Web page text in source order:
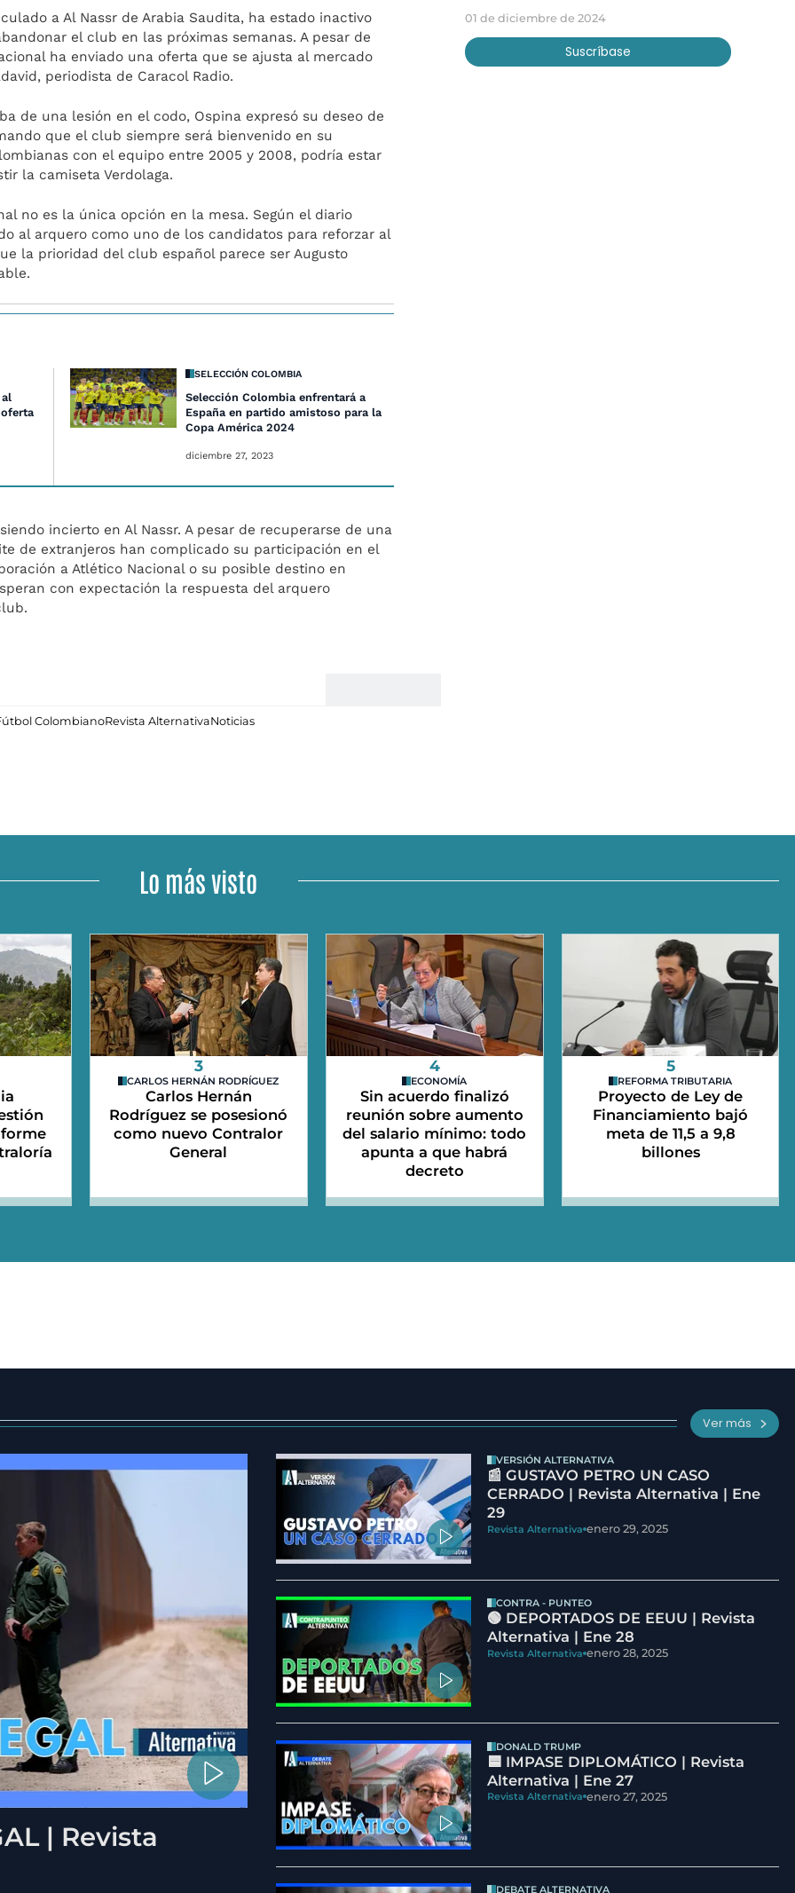
a Al Nassr de Arabia Saudita, ha estado inactivo
el club en las próximas semanas. A pesar de
ha enviado una oferta que se ajusta al mercado
periodista de Caracol Radio.
de una lesión en el codo, Ospina expresó su deseo de
que el club siempre será bienvenido en su
con el equipo entre 2005 y 2008, podría estar
la camiseta Verdolaga.
no es la única opción en la mesa. Según el diario
al arquero como uno de los candidatos para reforzar al
la prioridad del club español parece ser Augusto
al
SELECCIÓN COLOMBIA
Selección Colombia enfrentará a
España en partido amistoso para la
Copa América 2024
diciembre 27, 2023
incierto en Al Nassr. A pesar de recuperarse de una
de extranjeros han complicado su participación en el
a Atlético Nacional o su posible destino en
con expectación la respuesta del arquero
ColombianoRevista AlternativaNoticias
01 de diciembre de 2024
Suscríbase
Lo más visto
3
CARLOS HERNÁN RODRÍGUEZ
Carlos Hernán
Rodríguez se posesionó
como nuevo Contralor
General
4
ECONOMÍA
Sin acuerdo finalizó
reunión sobre aumento
del salario mínimo: todo
apunta a que habrá
decreto
5
REFORMA TRIBUTARIA
Proyecto de Ley de
Financiamiento bajó
meta de 11,5 a 9,8
billones
Ver más
| Revista
VERSIÓN ALTERNATIVA
📰 GUSTAVO PETRO UN CASO
CERRADO | Revista Alternativa | Ene
29
Revista Alternativa enero 29, 2025
CONTRA - PUNTEO
🟢 DEPORTADOS DE EEUU | Revista
Alternativa | Ene 28
Revista Alternativa enero 28, 2025
DONALD TRUMP
🟦 IMPASE DIPLOMÁTICO | Revista
Alternativa | Ene 27
Revista Alternativa enero 27, 2025
DEBATE ALTERNATIVA